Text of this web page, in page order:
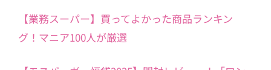
【業務スーパー】買ってよかった商品ランキン
グ！マニア100人が厳選